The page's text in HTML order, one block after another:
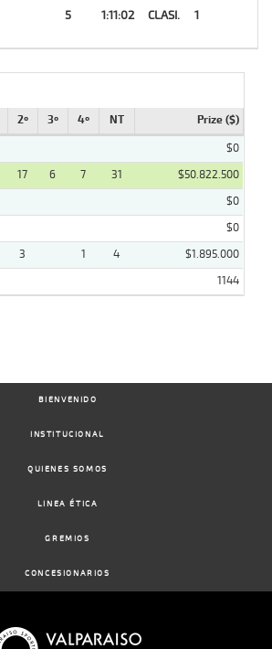
5 1:11:02 CLASI. 1
2º 3º 4º NT Prize ($)
$0
17 6 7 31
$50.822.500
$0
$0
3 1 4
$1.895.000
1144
BIENVENIDO
INSTITUCIONAL
QUIENES SOMOS
LINEA ÉTICA
GREMIOS
CONCESIONARIOS